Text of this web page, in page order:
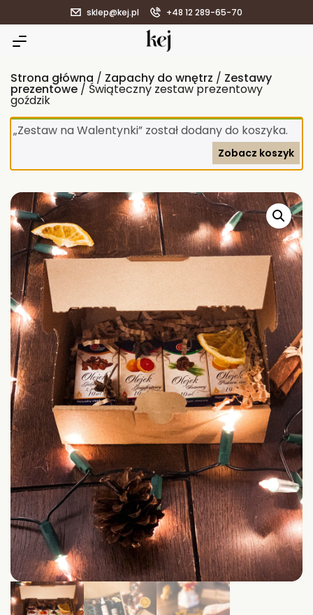
sklep@kej.pl +48 12 289-65-70
Strona główna / Zapachy do wnętrz / Zestawy
prezentowe / Świąteczny zestaw prezentowy
goździk
„Zestaw na Walentynki” został dodany do koszyka.
Zobacz koszyk